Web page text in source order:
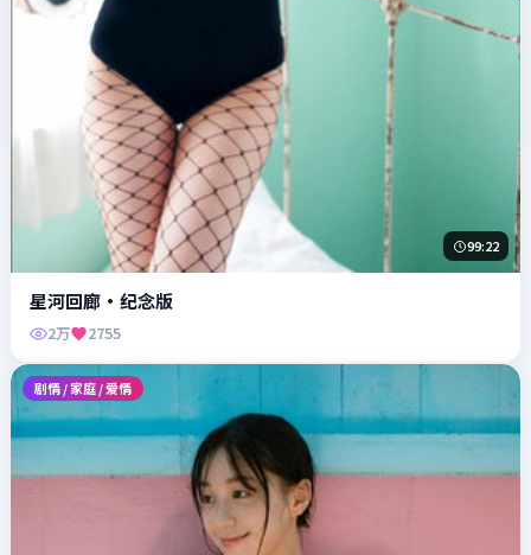
99:22
星河回廊·纪念版
2万 2755
剧情 / 家庭 / 爱情